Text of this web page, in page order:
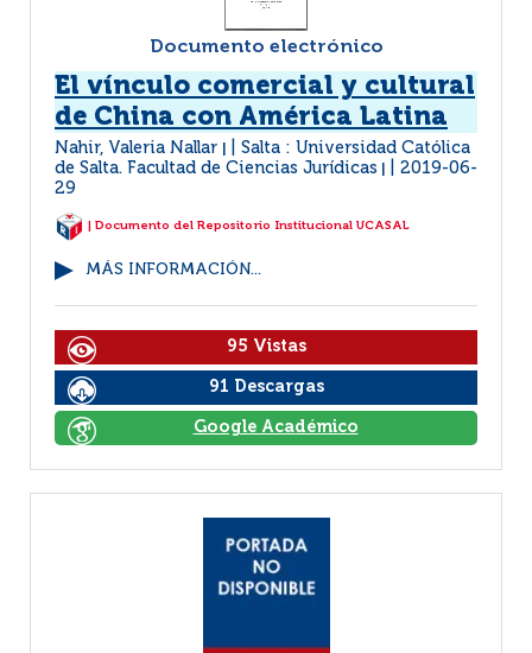
Documento electrónico
El vínculo comercial y cultural
de China con América Latina
Nahir, Valeria Nallar
Salta : Universidad Católica
de Salta. Facultad de Ciencias Jurídicas
2019-06-
29
| Documento del Repositorio Institucional UCASAL
MÁS INFORMACIÓN...
95 Vistas
91 Descargas
Google Académico